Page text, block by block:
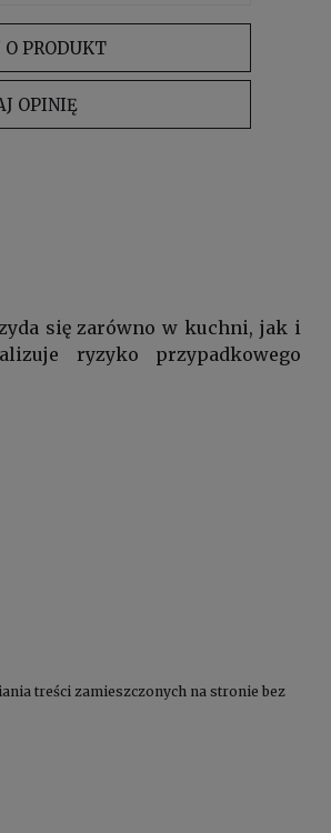
O PRODUKT
OPINIĘ
się zarówno w kuchni, jak i
ryzyko przypadkowego
treści zamieszczonych na stronie bez